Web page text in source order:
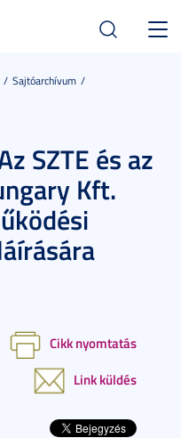
Sajtóarchívum
SZTE és az
Kft.
Cikk nyomtatás
Link küldés